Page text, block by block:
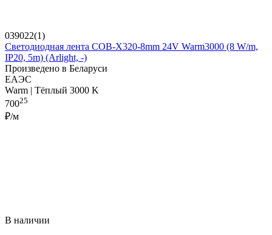
039022(1)
Светодиодная лента COB-X320-8mm 24V Warm3000 (8 W/m,
IP20, 5m) (Arlight, -)
Произведено в Беларуси
ЕАЭС
Warm | Тёплый 3000 K
70025
₽/м
В наличии